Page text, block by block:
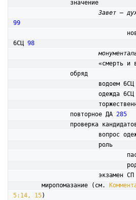
Завет –
99
6СЦ 98
«смерть
			водоем 6СЦ
			одежда 6СЦ
		повторное ДА
285
проверка
вопрос
			экзамен СП
	миропомазание (см.
5:14, 15)